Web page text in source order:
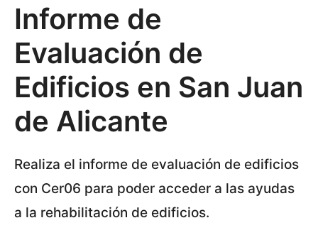
Informe de
Evaluación de
Edificios en San Juan
de Alicante
Realiza el informe de evaluación de edificios
con Cer06 para poder acceder a las ayudas
a la rehabilitación de edificios.